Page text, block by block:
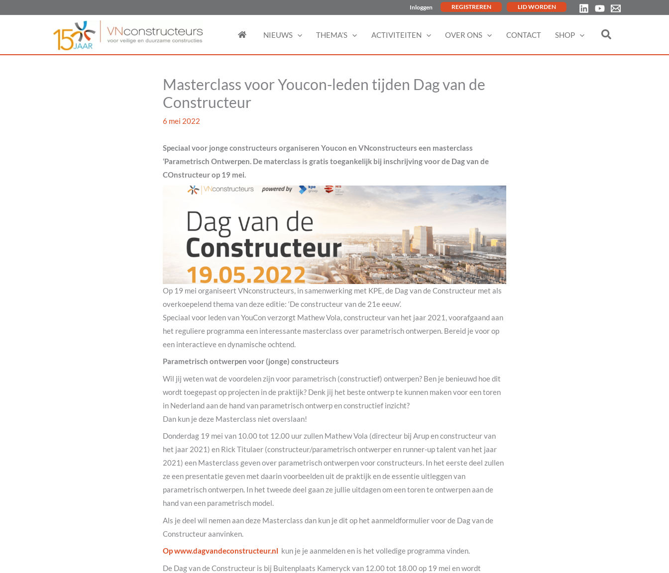
Inloggen REGISTREREN LID WORDEN
NIEUWS THEMA’S ACTIVITEITEN OVER ONS CONTACT SHOP
Masterclass voor Youcon-leden tijden Dag van de
Constructeur
6 mei 2022
Speciaal voor jonge constructeurs organiseren Youcon en VNconstructeurs een masterclass
‘Parametrisch Ontwerpen. De materclass is gratis toegankelijk bij inschrijving voor de Dag van de
COnstructeur op 19 mei.
Op 19 mei organiseert VNconstructeurs, in samenwerking met KPE, de Dag van de Constructeur met als
overkoepelend thema van deze editie: ‘De constructeur van de 21e eeuw’.
Speciaal voor leden van YouCon verzorgt Mathew Vola, constructeur van het jaar 2021, voorafgaand aan
het reguliere programma een interessante masterclass over parametrisch ontwerpen. Bereid je voor op
een interactieve en dynamische ochtend.
Parametrisch ontwerpen voor (jonge) constructeurs
Wil jij weten wat de voordelen zijn voor parametrisch (constructief) ontwerpen? Ben je benieuwd hoe dit
wordt toegepast op projecten in de praktijk? Denk jij het beste ontwerp te kunnen maken voor een toren
in Nederland aan de hand van parametrisch ontwerp en constructief inzicht?
Dan kun je deze Masterclass niet overslaan!
Donderdag 19 mei van 10.00 tot 12.00 uur zullen Mathew Vola (directeur bij Arup en constructeur van
het jaar 2021) en Rick Titulaer (constructeur/parametrisch ontwerper en runner-up talent van het jaar
2021) een Masterclass geven over parametrisch ontwerpen voor constructeurs. In het eerste deel zullen
ze een presentatie geven met daarin voorbeelden uit de praktijk en de essentie uitleggen van
parametrisch ontwerpen. In het tweede deel gaan ze jullie uitdagen om een toren te ontwerpen aan de
hand van een parametrisch model.
Als je deel wil nemen aan deze Masterclass dan kun je dit op het aanmeldformulier voor de Dag van de
Constructeur aanvinken.
Op www.dagvandeconstructeur.nl kun je je aanmelden en is het volledige programma vinden.
De Dag van de Constructeur is bij Buitenplaats Kameryck van 12.00 tot 18.00 op 19 mei en wordt